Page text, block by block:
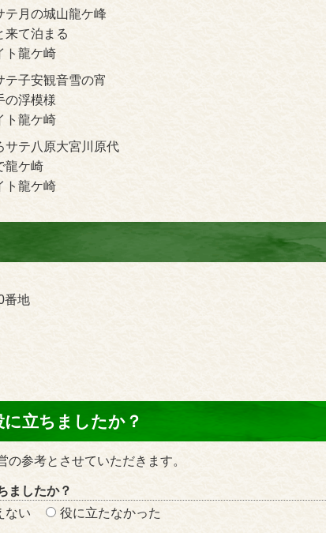
テ月の城山龍ケ峰
来て泊まる
ト龍ケ崎
テ子安観音雪の宵
の浮模様
ト龍ケ崎
サテ八原大宮川原代
龍ケ崎
ト龍ケ崎
番地
立ちましたか？
参考とさせていただきます。
ましたか？
ない 役に立たなかった